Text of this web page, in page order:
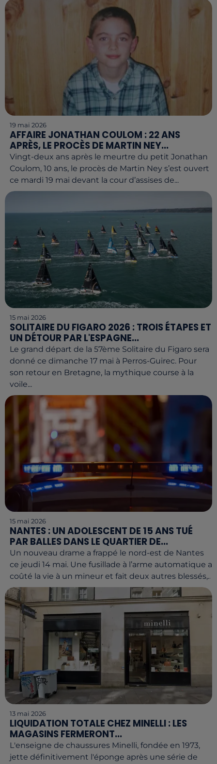
19 mai 2026
AFFAIRE JONATHAN COULOM : 22 ANS
APRÈS, LE PROCÈS DE MARTIN NEY...
Vingt-deux ans après le meurtre du petit Jonathan
Coulom, 10 ans, le procès de Martin Ney s’est ouvert
ce mardi 19 mai devant la cour d’assises de...
15 mai 2026
SOLITAIRE DU FIGARO 2026 : TROIS ÉTAPES ET
UN DÉTOUR PAR L'ESPAGNE...
Le grand départ de la 57ème Solitaire du Figaro sera
donné ce dimanche 17 mai à Perros-Guirec. Pour
son retour en Bretagne, la mythique course à la
voile...
15 mai 2026
NANTES : UN ADOLESCENT DE 15 ANS TUÉ
PAR BALLES DANS LE QUARTIER DE...
Un nouveau drame a frappé le nord-est de Nantes
ce jeudi 14 mai. Une fusillade à l’arme automatique a
coûté la vie à un mineur et fait deux autres blessés,...
13 mai 2026
LIQUIDATION TOTALE CHEZ MINELLI : LES
MAGASINS FERMERONT...
L'enseigne de chaussures Minelli, fondée en 1973,
jette définitivement l'éponge après une série de